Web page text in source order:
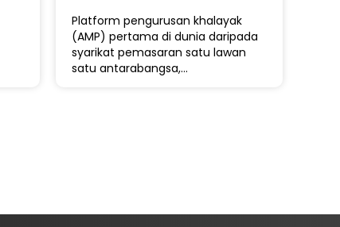
Platform pengurusan khalayak
(AMP) pertama di dunia daripada
syarikat pemasaran satu lawan
satu antarabangsa,…